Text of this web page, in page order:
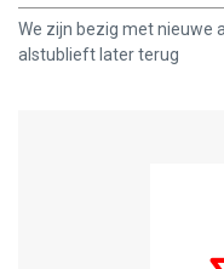
We zijn bezig met nieuwe
alstublieft later terug